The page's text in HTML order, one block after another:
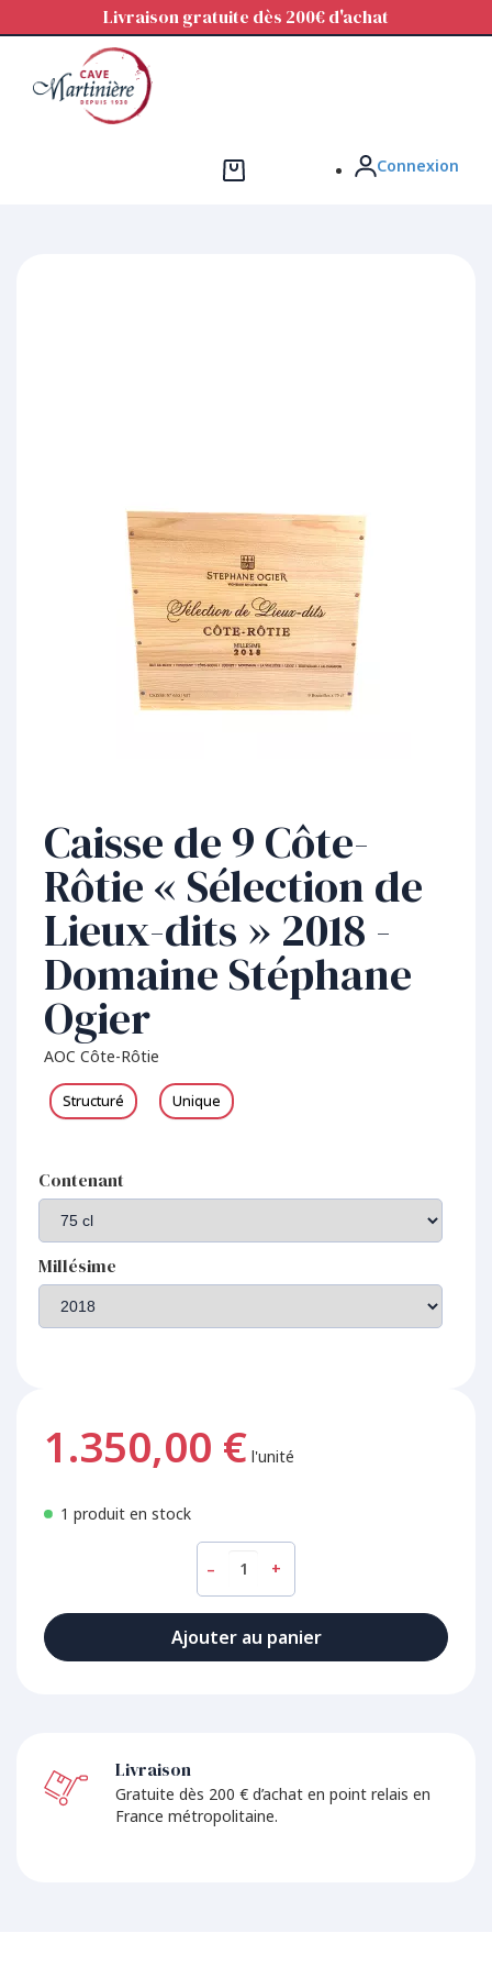
Livraison gratuite dès 200€ d'achat
Connexion
Caisse de 9 Côte-
Rôtie « Sélection de
Lieux-dits » 2018 -
Domaine Stéphane
Ogier
AOC Côte-Rôtie
Structuré Unique
Contenant
Millésime
1.350,00 € l'unité
1 produit en stock
– +
Ajouter au panier
Livraison
Gratuite dès 200 € d’achat en point relais en
France métropolitaine.
Panneau de gestion des cookies